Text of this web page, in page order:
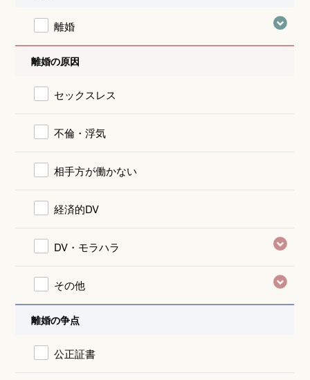
離婚
離婚の原因
セックスレス
不倫・浮気
相手方が働かない
経済的DV
DV・モラハラ
その他
離婚の争点
公正証書